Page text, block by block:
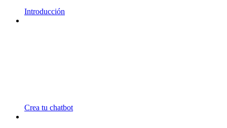
Introducción
Crea tu chatbot